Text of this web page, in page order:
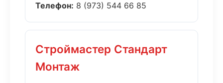
Телефон: 8 (973) 544 66 85
Строймастер Стандарт
Монтаж